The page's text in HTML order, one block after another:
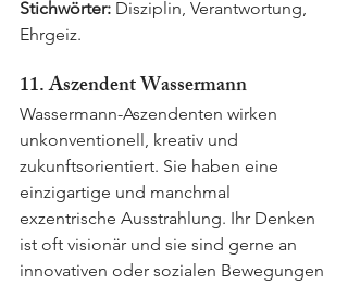
Stichwörter: Disziplin, Verantwortung,
Ehrgeiz.
11. Aszendent Wassermann
Wassermann-Aszendenten wirken
unkonventionell, kreativ und
zukunftsorientiert. Sie haben eine
einzigartige und manchmal
exzentrische Ausstrahlung. Ihr Denken
ist oft visionär und sie sind gerne an
innovativen oder sozialen Bewegungen